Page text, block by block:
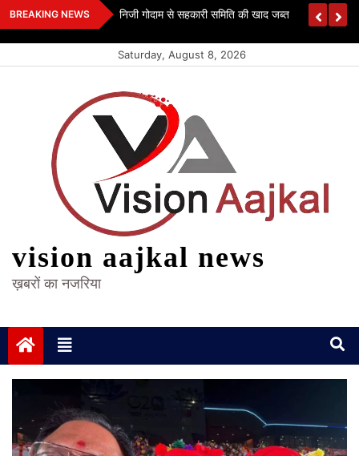
Skip
to
BREAKING NEWS निजी गोदाम से सहकारी समिति की खाद जब्त
Saturday, August 8, 2026
vision aajkal news
ख़बरों का नजरिया